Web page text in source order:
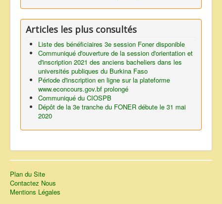
Articles les plus consultés
Liste des bénéficiaires 3e session Foner disponible
Communiqué d'ouverture de la session d'orientation et
d'inscription 2021 des anciens bacheliers dans les
universités publiques du Burkina Faso
Période d'inscription en ligne sur la plateforme
www.econcours.gov.bf prolongé
Communiqué du CIOSPB
Dépôt de la 3e tranche du FONER débute le 31 mai
2020
Plan du Site
Contactez Nous
Mentions Légales